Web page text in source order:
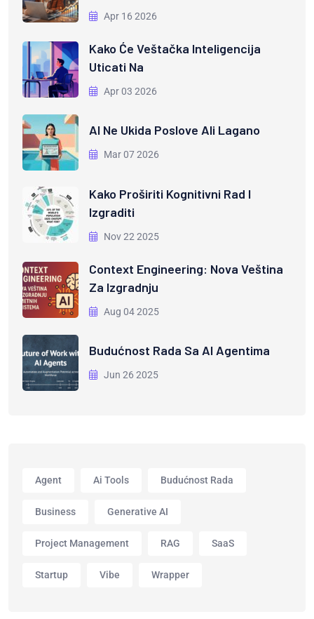
Apr 16 2026
Kako Će Veštačka Inteligencija
Uticati Na
Apr 03 2026
AI Ne Ukida Poslove Ali Lagano
Mar 07 2026
Kako Proširiti Kognitivni Rad I
Izgraditi
Nov 22 2025
Context Engineering: Nova Veština
Za Izgradnju
Aug 04 2025
Budućnost Rada Sa AI Agentima
Jun 26 2025
Agent Ai Tools Budućnost Rada
Business Generative AI
Project Management RAG SaaS
Startup Vibe Wrapper